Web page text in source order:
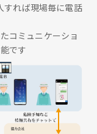
すれば現場毎に電話
コミュニケーショ
です